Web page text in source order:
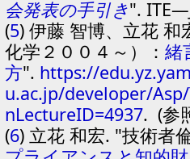
会発表の手引き .
(5) 伊藤 智博、立花
化学２００４～）： 緒
方 . https://
u.ac.jp/developer/
nLectureID=4937. (参
(6) 立花 和宏. 技術者